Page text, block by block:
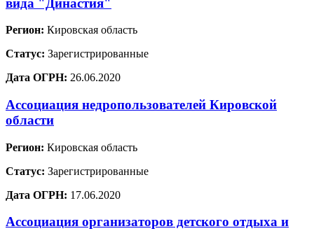
Регион: Кировская область
Статус: Зарегистрированные
Дата ОГРН: 26.06.2020
Ассоциация недропользователей Кировской
области
Регион: Кировская область
Статус: Зарегистрированные
Дата ОГРН: 17.06.2020
Ассоциация организаторов детского отдыха и